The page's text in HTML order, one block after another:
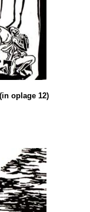
oplage 12)